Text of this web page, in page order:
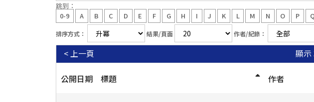
輸
入
前
幾
字：
跳到：
0-9
A B C D E F G H I J K L M N O P
排序方式： 結果/頁面 作者/紀錄：
顯示
< 上一頁
公開日期 標題 作者